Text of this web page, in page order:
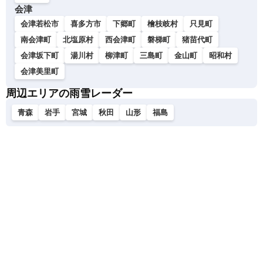
会津
会津若松市 喜多方市 下郷町 檜枝岐村
只見町
南会津町
北塩原村 西会津町 磐梯町
猪苗代町
会津坂下町
湯川村 柳津町 三島町 金山町
昭和村
会津美里町
周辺エリアの雨雪レーダー
青森 岩手 宮城 秋田 山形 福島